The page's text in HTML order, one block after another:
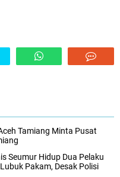
Tamiang Minta Pusat
Seumur Hidup Dua Pelaku
Pakam, Desak Polisi